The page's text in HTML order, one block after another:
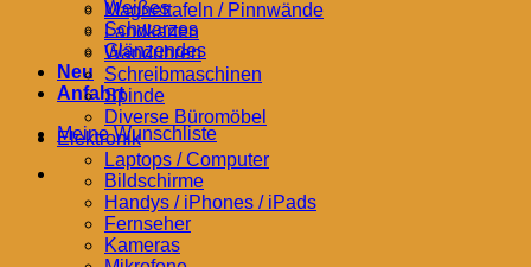
Weißes
Schwarzes
Glänzendes
Neu
Anfahrt
Meine Wunschliste
Magnettafeln / Pinnwände
Landkarten
Wanduhren
Schreibmaschinen
Spinde
Diverse Büromöbel
Elektronik
Laptops / Computer
Bildschirme
Handys / iPhones / iPads
Fernseher
Kameras